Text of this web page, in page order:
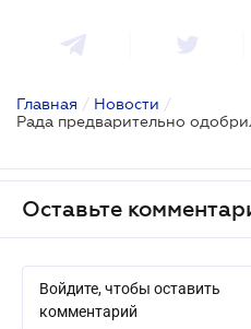
Главная / Новости /
Оставьте
Войдите, чтобы оставить
комментарий